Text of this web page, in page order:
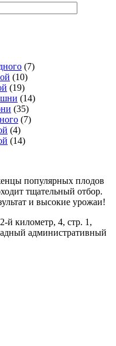
(7)
(10)
(19)
(14)
(35)
(7)
(4)
(14)
популярных плодов
тщательный отбор.
и высокие урожаи!
й километр, 4, стр. 1,
административный